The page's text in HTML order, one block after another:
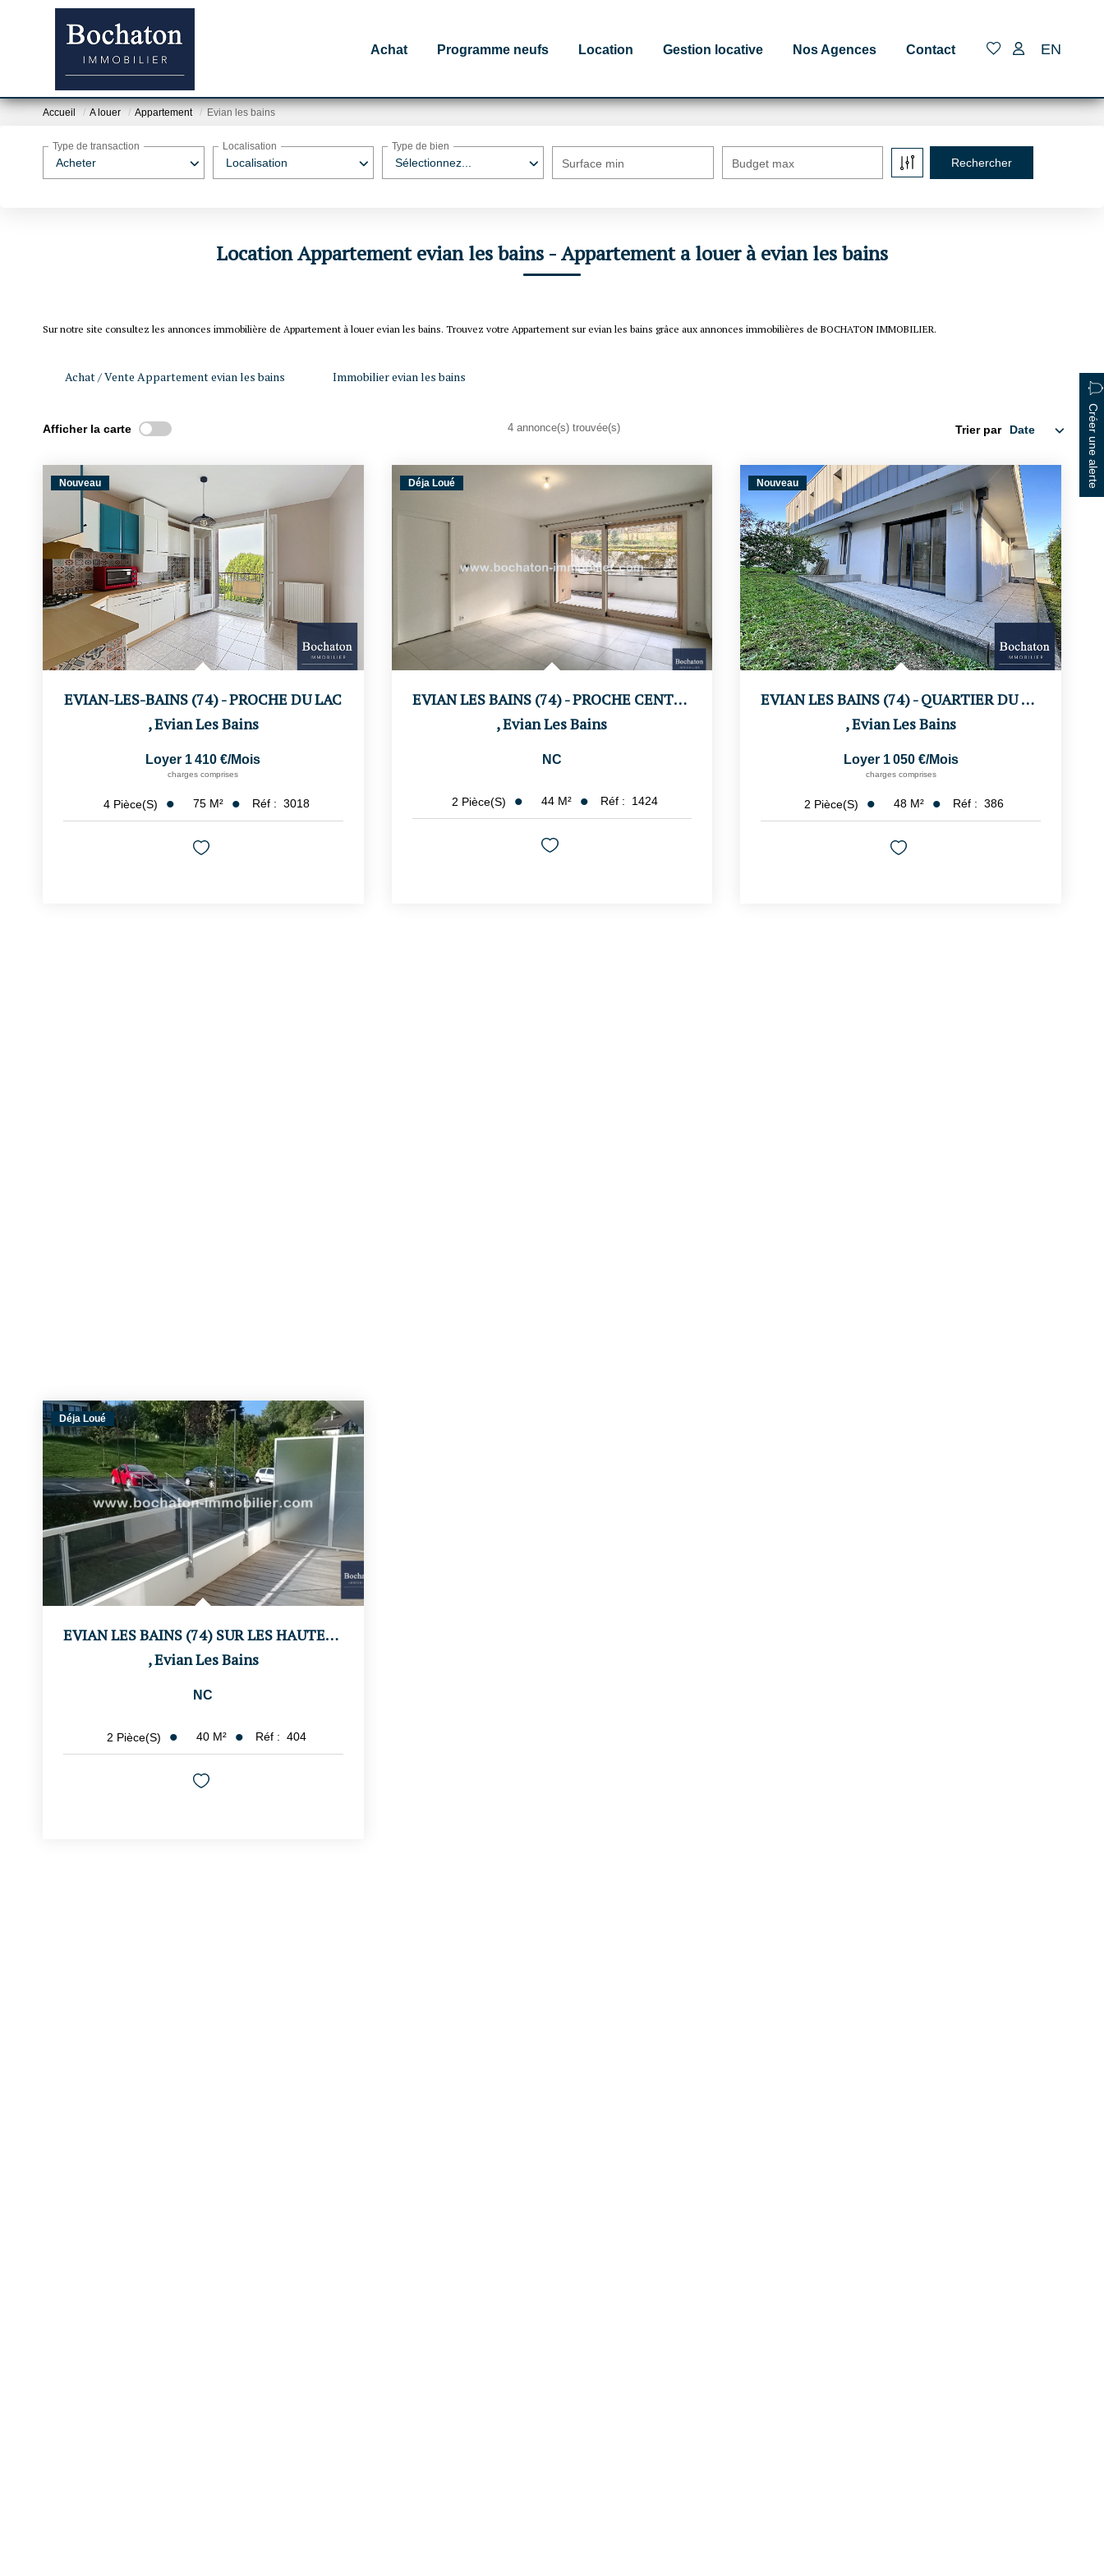
Achat Programme neufs Location Gestion locative Nos Agences Contact EN
Accueil A louer Appartement Evian les bains
Acheter
Type de transaction
Localisation
Localisation
Sélectionnez...
Type de bien
Surface min Budget max
Location Appartement evian les bains - Appartement a louer à evian les bains
Sur notre site consultez les annonces immobilière de Appartement à louer evian les bains. Trouvez votre Appartement sur evian les bains grâce aux annonces immobilières de BOCHATON IMMOBILIER.
Achat / Vente Appartement evian les bains Immobilier evian les bains
Créer une alerte
Afficher la carte 4 annonce(s) trouvée(s) Trier par
Nouveau
EVIAN-LES-BAINS (74) - PROCHE DU LAC
,Evian Les Bains
Loyer 1 410 €/mois
charges comprises
4 Pièce(s) 75 M² Réf : 3018
Déja Loué
EVIAN LES BAINS (74) - PROCHE CENTRE VILLE
,Evian Les Bains
NC
2 Pièce(s) 44 M² Réf : 1424
Nouveau
EVIAN LES BAINS (74) - QUARTIER DU STADE
,Evian Les Bains
Loyer 1 050 €/mois
charges comprises
2 Pièce(s) 48 M² Réf : 386
Déja Loué
EVIAN LES BAINS (74) SUR LES HAUTEURS
,Evian Les Bains
NC
2 Pièce(s) 40 M² Réf : 404